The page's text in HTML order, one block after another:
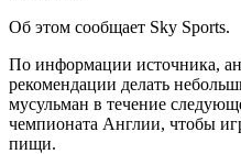
Об этом сообщает Sky Sports.
По информации источника,
рекомендации делать
мусульман в течение
чемпионата Англии, чтобы
пищи.